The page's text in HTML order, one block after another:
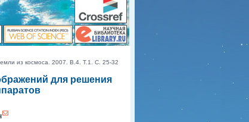
из космоса. 2007. В.4. Т.1. С. 25-32
для решения